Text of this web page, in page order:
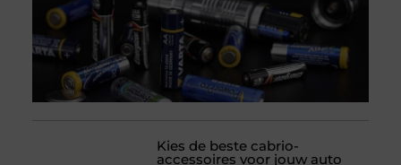
Kies de beste cabrio-
accessoires voor jouw auto